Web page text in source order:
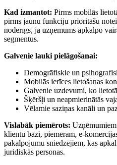
Kad izmantot: Pirms mobilās
pirms jaunu funkciju prioritāšu
noderīgs, ja uzņēmums apkalpo
segmentus.
Galvenie lauki pielāgošanai:
Demogrāfiskie un
Mobilās ierīces lietošanas
Galvenie uzdevumi, ko
Šķēršļi un neapmierinātās
Vēlamie saziņas kanāli un
Vislabāk piemērots:
klientu bāzi, piemēram, e-
pakalpojumu sniedzējiem, kas
juridiskās personas.